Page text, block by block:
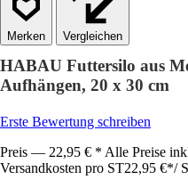
Vergleichen
HABAU Futtersilo aus
Aufhängen, 20 x 30 cm
Erste Bewertung schreiben
Preis — 22,95 € * Alle Preise
Versandkosten pro ST22,95 €*/